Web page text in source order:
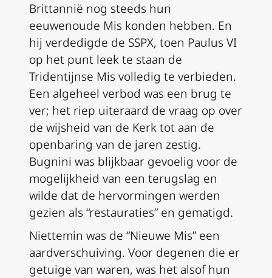
Brittannië nog steeds hun
eeuwenoude Mis konden hebben. En
hij verdedigde de SSPX, toen Paulus VI
op het punt leek te staan de
Tridentijnse Mis volledig te verbieden.
Een algeheel verbod was een brug te
ver; het riep uiteraard de vraag op over
de wijsheid van de Kerk tot aan de
openbaring van de jaren zestig.
Bugnini was blijkbaar gevoelig voor de
mogelijkheid van een terugslag en
wilde dat de hervormingen werden
gezien als “restauraties” en gematigd.
Niettemin was de “Nieuwe Mis” een
aardverschuiving. Voor degenen die er
getuige van waren, was het alsof hun